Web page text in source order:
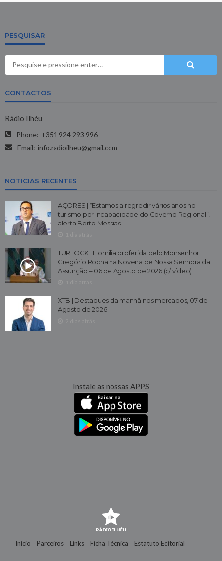
PESQUISAR
CONTACTOS
Rádio Ilhéu
Phone: +351 924 293 996
Email: info.radioilheu@gmail.com
NOTICIAS RECENTES
AÇORES | “Estamos a regredir vários anos no
turismo por incapacidade do Governo Regional”,
alerta Berto Messias
TURLOCK | Homilia proferida pelo Monsenhor
Gregório Rocha na Novena de Nossa Senhora da
Assunção – 06 de Agosto de 2026 (c/ vídeo)
XTB | Destaques da manhã nos mercados, 07 de
Agosto de 2026
Instale as nossas APPS
Início Parceiros Links Ficha Técnica Estatuto Editorial